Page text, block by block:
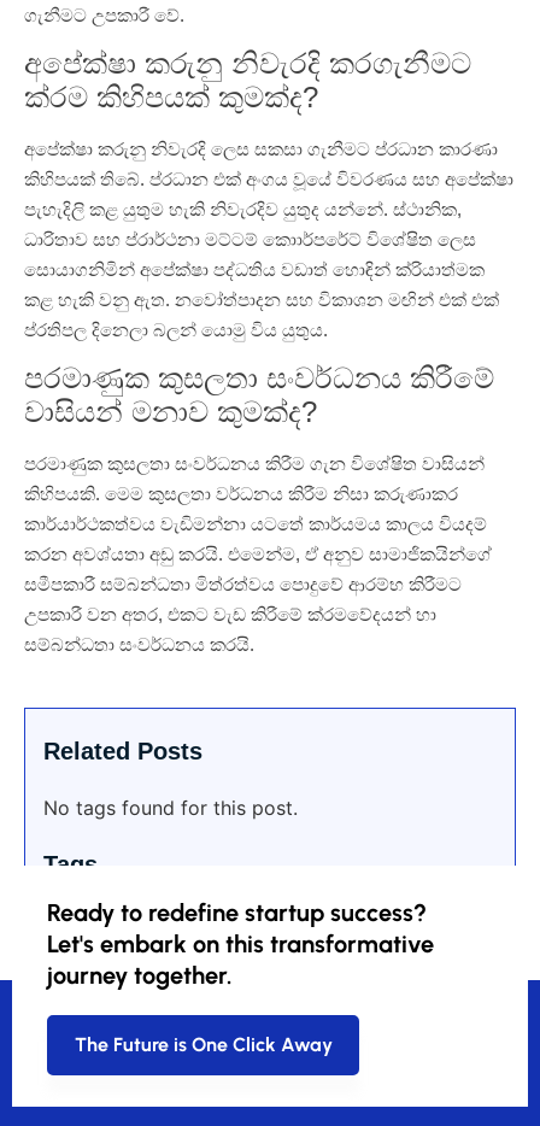
ගැනීමට උපකාරී වේ.
අපේක්ෂා කරුනු නිවැරදි කරගැනීමට
ක්රම කිහිපයක් කුමක්ද?
අපේක්ෂා කරුනු නිවැරදි ලෙස සකසා ගැනීමට ප්රධාන කාරණා
කිහිපයක් තිබේ. ප්රධාන එක් අංගය වූයේ විවරණය සහ අපේක්ෂා
පැහැදිලි කළ යුතුම හැකි නිවැරදිව යුතුද යන්නේ. ස්ථානික,
ධාරිතාව සහ ප්රාර්ථනා මට්ටම් කොාර්පරේට් විශේෂිත ලෙස
සොයාගනිමින් අපේක්ෂා පද්ධතිය වඩාත් හොඳින් ක්රියාත්මක
කළ හැකි වනු ඇත. නවෝත්පාදන සහ විකාශන මඟින් එක් එක්
ප්රතිපල දිනෙලා බලන් යොමු විය යුතුය.
පරමාණුක කුසලතා සංවර්ධනය කිරීමේ
වාසියන් මනාව කුමක්ද?
පරමාණුක කුසලතා සංවර්ධනය කිරීම ගැන විශේෂිත වාසියන්
කිහිපයකි. මෙම කුසලතා වර්ධනය කිරීම නිසා කරුණාකර
කාර්යාර්ථකත්වය වැඩිමන්නා යටතේ කාර්යමය කාලය වියදම්
කරන අවශ්යතා අඩු කරයි. එමෙන්ම, ඒ අනුව සාමාජිකයින්ගේ
සමීපකාරී සම්බන්ධතා මිත්රත්වය පොදුවේ ආරම්භ කිරීමට
උපකාරී වන අතර, එකට වැඩ කිරීමේ ක්රමවේදයන් හා
සම්බන්ධතා සංවර්ධනය කරයි.
Related Posts
No tags found for this post.
Tags
Ready to redefine startup success?
Let's embark on this transformative
journey together.
The Future is One Click Away